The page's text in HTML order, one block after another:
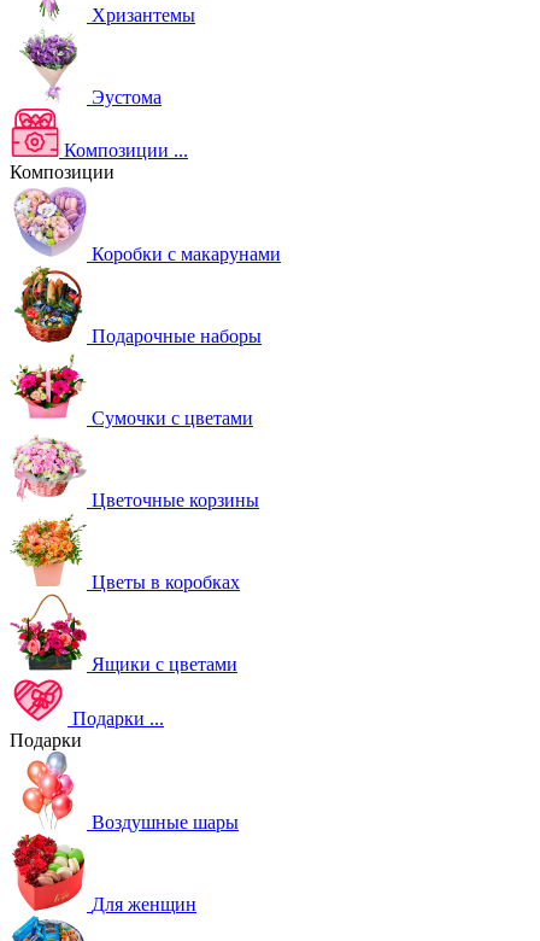
Хризантемы
Эустома
Композиции ...
Композиции
Коробки с макарунами
Подарочные наборы
Сумочки с цветами
Цветочные корзины
Цветы в коробках
Ящики с цветами
Подарки ...
Подарки
Воздушные шары
Для женщин